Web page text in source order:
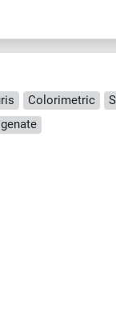
Colorimetric